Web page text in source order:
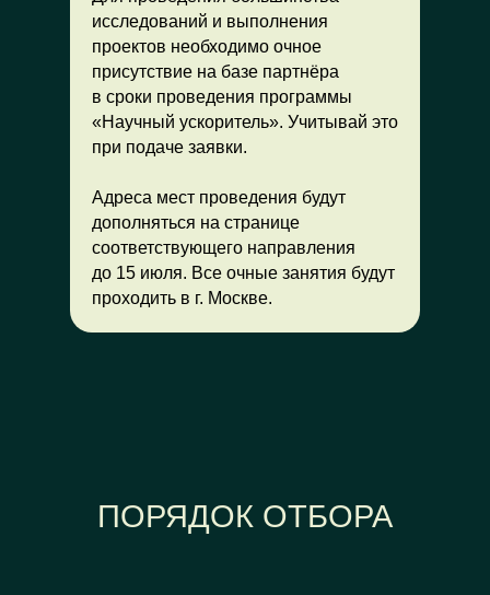
исследований и выполнения
проектов необходимо очное
присутствие на базе партнёра
в сроки проведения программы
«Научный ускоритель». Учитывай это
при подаче заявки.
Адреса мест проведения будут
дополняться на странице
соответствующего направления
до 15 июля. Все очные занятия будут
проходить в г. Москве.
ПОРЯДОК ОТБОРА